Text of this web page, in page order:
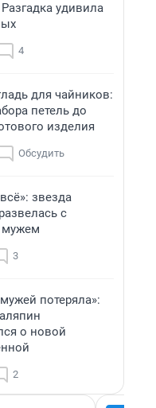
удивила
4
для чайников:
петель до
изделия
Обсудить
звезда
с
3
потеряла»:
о новой
2